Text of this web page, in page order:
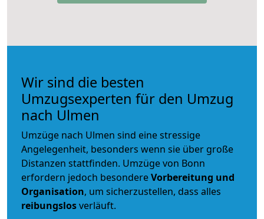
Wir sind die besten
Umzugsexperten für den Umzug
nach Ulmen
Umzüge nach Ulmen sind eine stressige
Angelegenheit, besonders wenn sie über große
Distanzen stattfinden. Umzüge von Bonn
erfordern jedoch besondereVorbereitung und
Organisation, um sicherzustellen, dass alles
reibungslosverläuft.